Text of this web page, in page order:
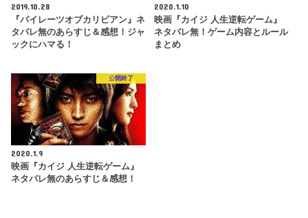
2019.10.28
『パイレーツオブカリビアン』ネ
タバレ無のあらすじ＆感想！ジャ
ックにハマる！
2020.1.10
映画『カイジ 人生逆転ゲーム』
ネタバレ無！ゲーム内容とルール
まとめ
公開終了
2020.1.9
映画『カイジ 人生逆転ゲーム』
ネタバレ無のあらすじ＆感想！